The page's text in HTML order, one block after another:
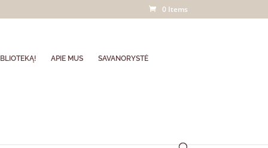
0 Items
APIE MUS SAVANORYSTĖ